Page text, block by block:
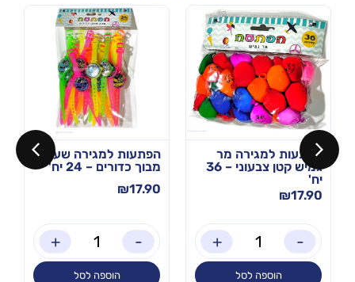
הפתעות למגירה מר
גמיש קטן צבעוני – 36
יח'
₪17.90
-
+
הוספה לסל
הפתעות למגירה שעון
מבוך כדורים – 24 יח'
₪17.90
-
+
הוספה לסל